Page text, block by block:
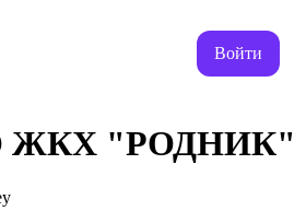
Войти
ЖКХ "РОДНИК"